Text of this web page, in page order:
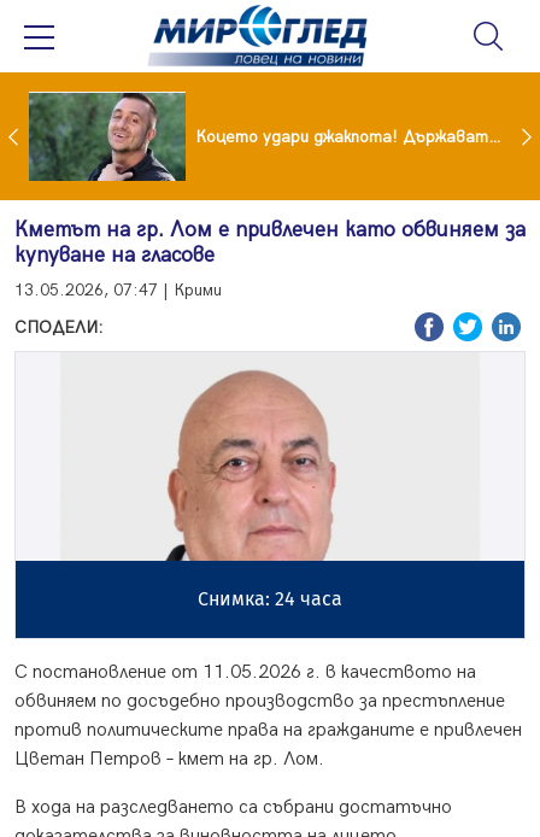
Тишина преди бурята! Защо Саня Армутлиева продължава да мълчи за раздялата с Дара? Коцето удари джакпота! Държавата му плаща 95 000 евро
Кметът на гр. Лом е привлечен като обвиняем за
купуване на гласове
13.05.2026, 07:47 | Крими
СПОДЕЛИ:
Снимка: 24 часа
С постановление от 11.05.2026 г. в качеството на
обвиняем по досъдебно производство за престъпление
против политическите права на гражданите е привлечен
Цветан Петров – кмет на гр. Лом.
В хода на разследването са събрани достатъчно